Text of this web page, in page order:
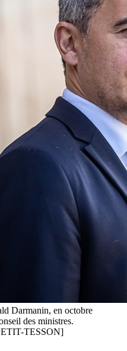
Darmanin, en octobre
des ministres.
TESSON]